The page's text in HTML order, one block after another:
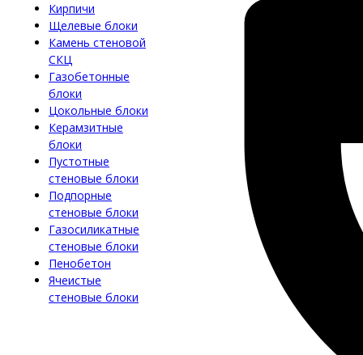
Кирпичи
Щелевые блоки
Камень стеновой
СКЦ
Газобетонные
блоки
Цокольные блоки
Керамзитные
блоки
Пустотные
стеновые блоки
Подпорные
стеновые блоки
Газосиликатные
стеновые блоки
Пенобетон
Ячеистые
стеновые блоки